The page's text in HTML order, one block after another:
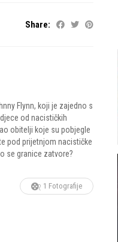
Share:
Flynn, koji je zajedno s
od nacističkih
obitelji koje su pobjegle
pod prijetnjom nacističke
se granice zatvore?
1 Fotografije